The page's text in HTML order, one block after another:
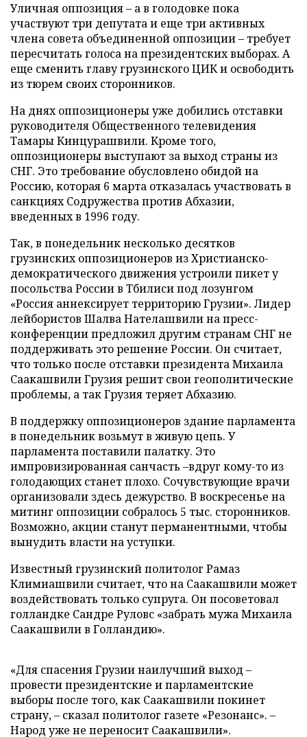
Уличная оппозиция – а в голодовке пока
участвуют три депутата и еще три активных
члена совета объединенной оппозиции – требует
пересчитать голоса на президентских выборах. А
еще сменить главу грузинского ЦИК и освободить
из тюрем своих сторонников.
На днях оппозиционеры уже добились отставки
руководителя Общественного телевидения
Тамары Кинцурашвили. Кроме того,
оппозиционеры выступают за выход страны из
СНГ. Это требование обусловлено обидой на
Россию, которая 6 марта отказалась участвовать в
санкциях Содружества против Абхазии,
введенных в 1996 году.
Так, в понедельник несколько десятков
грузинских оппозиционеров из Христианско-
демократического движения устроили пикет у
посольства России в Тбилиси под лозунгом
«Россия аннексирует территорию Грузии». Лидер
лейбористов Шалва Нателашвили на пресс-
конференции предложил другим странам СНГ не
поддерживать это решение России. Он считает,
что только после отставки президента Михаила
Саакашвили Грузия решит свои геополитические
проблемы, а так Грузия теряет Абхазию.
В поддержку оппозиционеров здание парламента
в понедельник возьмут в живую цепь. У
парламента поставили палатку. Это
импровизированная санчасть –вдруг кому-то из
голодающих станет плохо. Сочувствующие врачи
организовали здесь дежурство. В воскресенье на
митинг оппозиции собралось 5 тыс. сторонников.
Возможно, акции станут перманентными, чтобы
вынудить власти на уступки.
Известный грузинский политолог Рамаз
Климиашвили считает, что на Саакашвили может
воздействовать только супруга. Он посоветовал
голландке Сандре Руловс «забрать мужа Михаила
Саакашвили в Голландию».
«Для спасения Грузии наилучший выход –
провести президентские и парламентские
выборы после того, как Саакашвили покинет
страну, – сказал политолог газете «Резонанс». –
Народ уже не переносит Саакашвили».